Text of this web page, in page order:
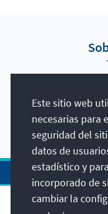
gran actualidad.
expertos
Este sitio web
necesarias para
seguridad del
datos de
estadístico y
incorporado de
cambiar la